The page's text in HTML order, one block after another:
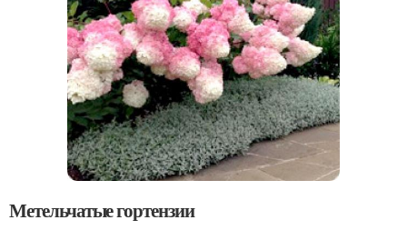
Метельчатые гортензии